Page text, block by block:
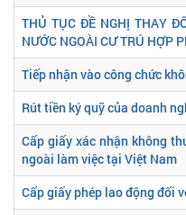
THỦ TỤC ĐỀ NGHỊ THAY
NƯỚC NGOÀI CƯ TRÚ HỢP
Tiếp nhận vào công chức
Rút tiền ký quỹ của doanh
Cấp giấy xác nhận không
ngoài làm việc tại Việt Nam
Cấp giấy phép lao động đối